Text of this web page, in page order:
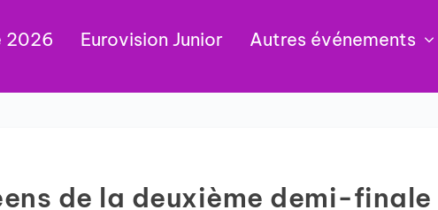
2026 Eurovision Junior Autres événements
de la deuxième demi-finale